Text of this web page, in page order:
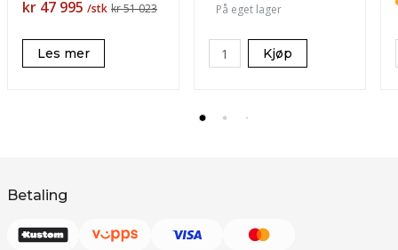
Pris
kr 47 995 /stk kr 51 023
Les mer
På eget lager
Kjøp
Betaling